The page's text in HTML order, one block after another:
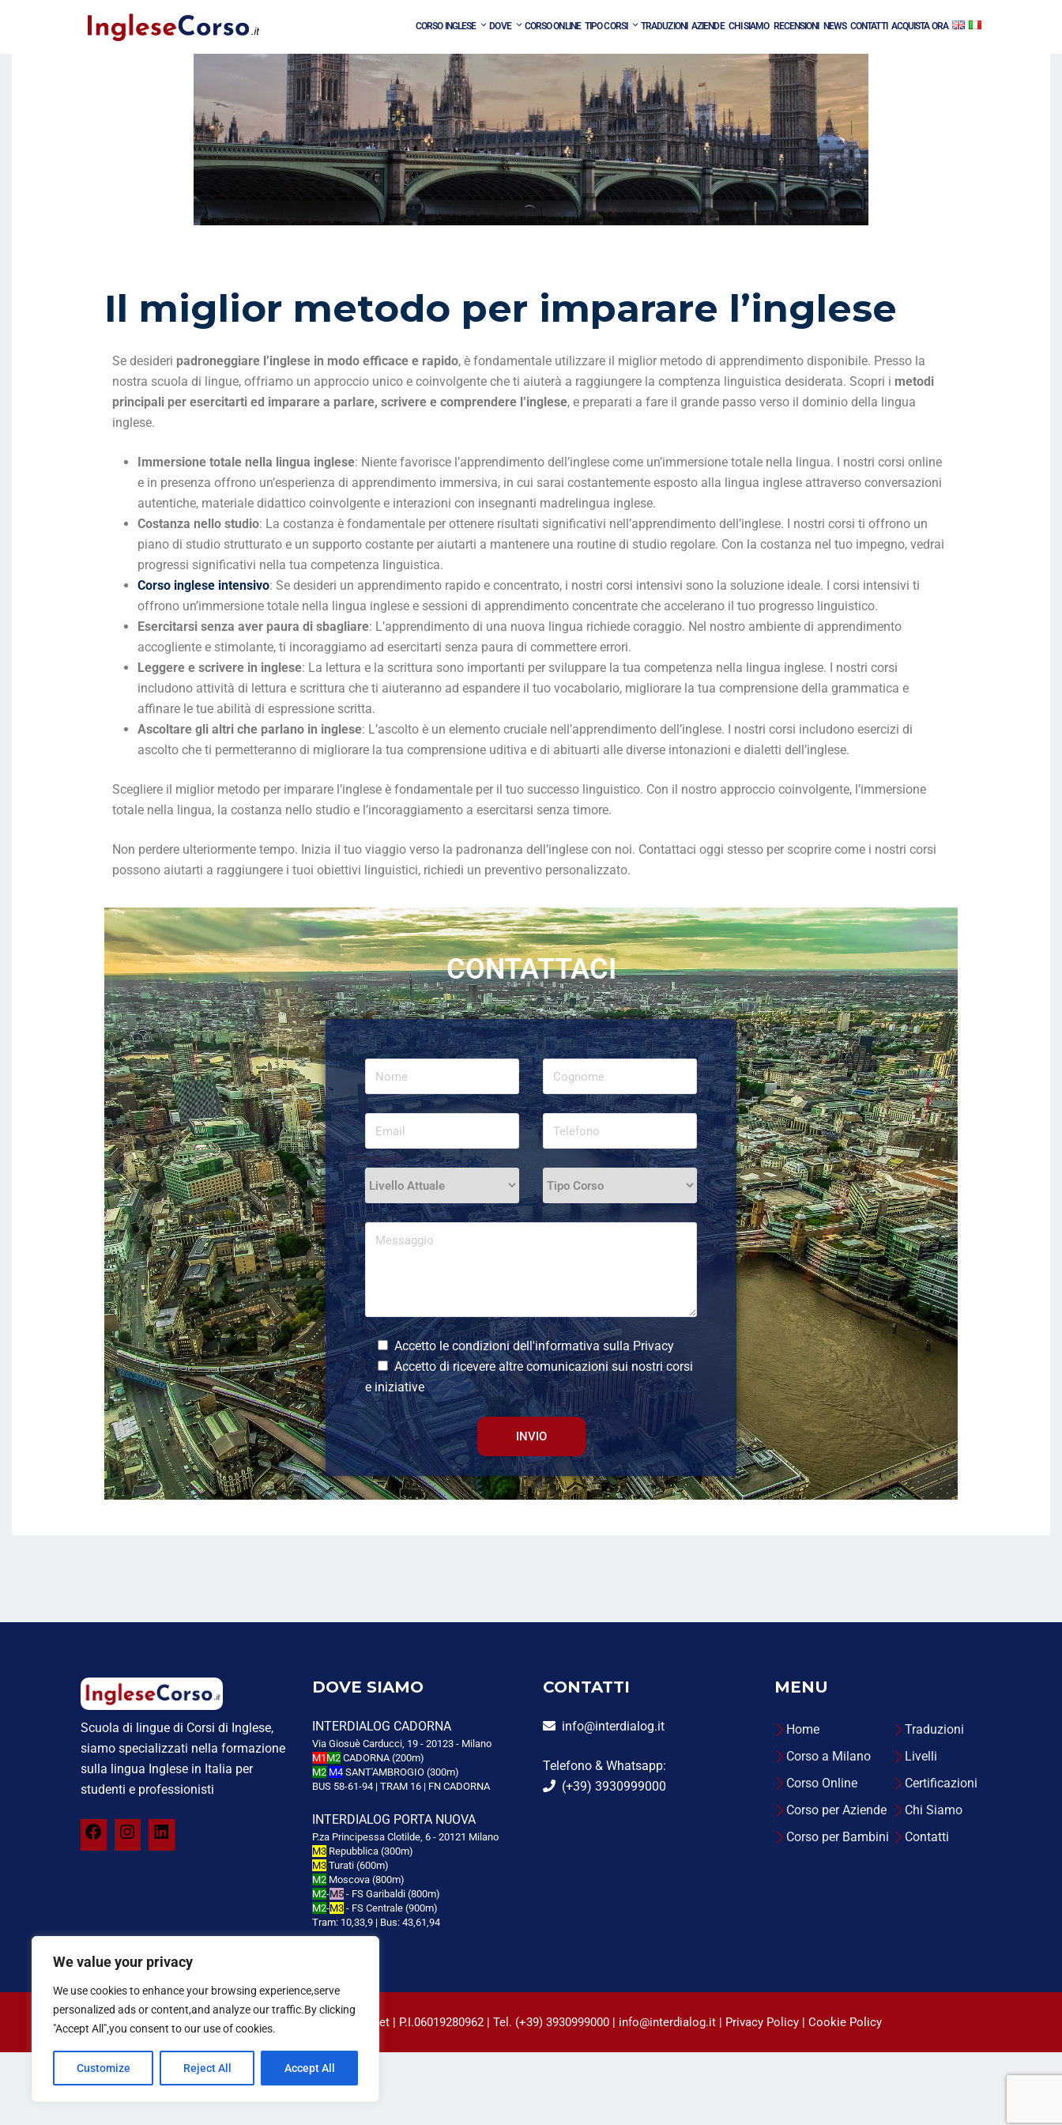
We value your privacy
We use cookies to enhance your browsing experience,serve
personalized ads or content,and analyze our traffic.By clicking
"Accept All",you consent to our use of cookies.
Customize Reject All Accept All
CORSO INGLESE DOVE CORSO ONLINE TIPO CORSI TRADUZIONI AZIENDE CHI SIAMO RECENSIONI NEWS CONTATTI ACQUISTA ORA
Il miglior metodo per imparare l’inglese
Se desideri padroneggiare l’inglese in modo efficace e rapido, è fondamentale utilizzare il miglior metodo di apprendimento disponibile. Presso la
nostra scuola di lingue, offriamo un approccio unico e coinvolgente che ti aiuterà a raggiungere la comptenza linguistica desiderata. Scopri i metodi
principali per esercitarti ed imparare a parlare, scrivere e comprendere l’inglese, e preparati a fare il grande passo verso il dominio della lingua
inglese.
Immersione totale nella lingua inglese: Niente favorisce l’apprendimento dell’inglese come un’immersione totale nella lingua. I nostri corsi online
e in presenza offrono un’esperienza di apprendimento immersiva, in cui sarai costantemente esposto alla lingua inglese attraverso conversazioni
autentiche, materiale didattico coinvolgente e interazioni con insegnanti madrelingua inglese.
Costanza nello studio: La costanza è fondamentale per ottenere risultati significativi nell’apprendimento dell’inglese. I nostri corsi ti offrono un
piano di studio strutturato e un supporto costante per aiutarti a mantenere una routine di studio regolare. Con la costanza nel tuo impegno, vedrai
progressi significativi nella tua competenza linguistica.
Corso inglese intensivo: Se desideri un apprendimento rapido e concentrato, i nostri corsi intensivi sono la soluzione ideale. I corsi intensivi ti
offrono un’immersione totale nella lingua inglese e sessioni di apprendimento concentrate che accelerano il tuo progresso linguistico.
Esercitarsi senza aver paura di sbagliare: L’apprendimento di una nuova lingua richiede coraggio. Nel nostro ambiente di apprendimento
accogliente e stimolante, ti incoraggiamo ad esercitarti senza paura di commettere errori.
Leggere e scrivere in inglese: La lettura e la scrittura sono importanti per sviluppare la tua competenza nella lingua inglese. I nostri corsi
includono attività di lettura e scrittura che ti aiuteranno ad espandere il tuo vocabolario, migliorare la tua comprensione della grammatica e
affinare le tue abilità di espressione scritta.
Ascoltare gli altri che parlano in inglese: L’ascolto è un elemento cruciale nell’apprendimento dell’inglese. I nostri corsi includono esercizi di
ascolto che ti permetteranno di migliorare la tua comprensione uditiva e di abituarti alle diverse intonazioni e dialetti dell’inglese.
Scegliere il miglior metodo per imparare l’inglese è fondamentale per il tuo successo linguistico. Con il nostro approccio coinvolgente, l’immersione
totale nella lingua, la costanza nello studio e l’incoraggiamento a esercitarsi senza timore.
Non perdere ulteriormente tempo. Inizia il tuo viaggio verso la padronanza dell’inglese con noi. Contattaci oggi stesso per scoprire come i nostri corsi
possono aiutarti a raggiungere i tuoi obiettivi linguistici, richiedi un preventivo personalizzato.
CONTATTACI
Accetto le condizioni dell'informativa sulla Privacy
Accetto di ricevere altre comunicazioni sui nostri corsi
e iniziative
Scuola di lingue di Corsi di Inglese,
siamo specializzati nella formazione
sulla lingua Inglese in Italia per
studenti e professionisti
DOVE SIAMO
INTERDIALOG CADORNA
Via Giosuè Carducci, 19 - 20123 - Milano
M1 M2CADORNA (200m)
M2 M4SANT'AMBROGIO (300m)
BUS 58-61-94 | TRAM 16 | FN CADORNA
INTERDIALOG PORTA NUOVA
P.za Principessa Clotilde, 6 - 20121 Milano
M3Repubblica (300m)
M3Turati (600m)
M2Moscova (800m)
M2-M5- FS Garibaldi (800m)
M2-M3- FS Centrale (900m)
Tram: 10,33,9 | Bus: 43,61,94
CONTATTI
info@interdialog.it
Telefono & Whatsapp:
(+39) 3930999000
MENU
Home
Corso a Milano
Corso Online
Corso per Aziende
Corso per Bambini
Traduzioni
Livelli
Certificazioni
Chi Siamo
Contatti
© 2026 INTERDIALOG di Machno Poiret | P.I.06019280962 | Tel. (+39) 3930999000 | info@interdialog.it | Privacy Policy| Cookie Policy